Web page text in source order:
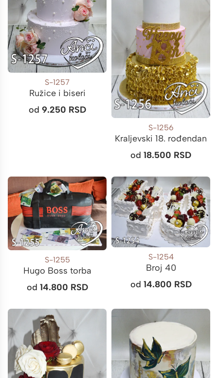
S-1257
Ružice i biseri
od 9.250 RSD
S-1256
Kraljevski 18. rođendan
od 18.500 RSD
S-1255
Hugo Boss torba
od 14.800 RSD
S-1254
Broj 40
od 14.800 RSD